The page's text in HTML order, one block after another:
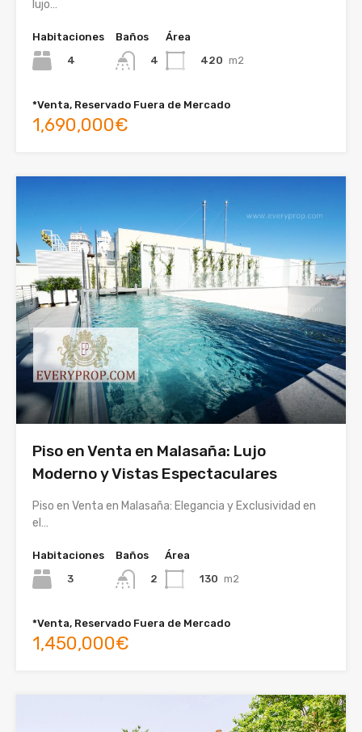
lujo…
Habitaciones
4
Baños
4
Área
420 m2
*Venta, Reservado Fuera de Mercado
1,690,000€
Piso en Venta en Malasaña: Lujo
Moderno y Vistas Espectaculares
Piso en Venta en Malasaña: Elegancia y Exclusividad en
el…
Habitaciones
3
Baños
2
Área
130 m2
*Venta, Reservado Fuera de Mercado
1,450,000€